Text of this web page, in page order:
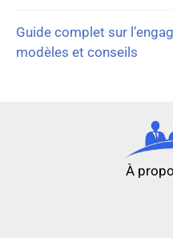
Guide complet sur
modèles et conseils
À